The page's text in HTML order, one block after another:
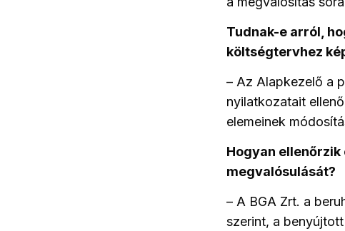
Tudnak-e arról,
költségtervhez
– Az Alapkezelő a
nyilatkozatait
elemeinek
Hogyan
megvalósulását?
– A BGA Zrt. a
szerint, a